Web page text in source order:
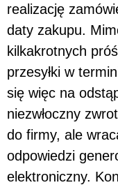
realizację
daty zakupu.
kilkakrotnych
przesyłki w
się więc na
niezwłoczny
do firmy, ale
odpowiedzi
elektroniczny.